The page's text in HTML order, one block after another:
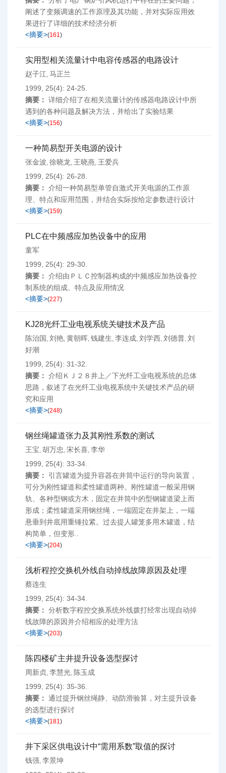
阐述了变频调速的工作原理及其功能，并对实际应用效
果进行了详细的技术经济分析
<摘要>(161)
实用型相关流量计中电容传感器的电路设计
赵子江, 马正兰
1999, 25(4): 24-25.
摘要： 详细介绍了在相关流量计的传感器电路设计中所
遇到的各种问题及解决方法，并给出了实验结果
<摘要>(156)
一种简易型开关电源的设计
张金波, 徐晓龙, 王晓燕, 王爱兵
1999, 25(4): 26-28.
摘要： 介绍一种简易型单管自激式开关电源的工作原
理、特点和应用范围，并结合实际按给定参数进行设计
<摘要>(159)
PLC在中频感应加热设备中的应用
童军
1999, 25(4): 29-30.
摘要： 介绍由ＰＬＣ控制器构成的中频感应加热设备控
制系统的组成、特点及应用情况
<摘要>(227)
KJ28光纤工业电视系统关键技术及产品
陈治国 , 刘艳, 黄朝晖, 钱建生, 李连成, 刘学西, 刘德普, 刘
好潮
1999, 25(4): 31-32.
摘要： 介绍ＫＪ２８井上／下光纤工业电视系统的总体
思路，叙述了在光纤工业电视系统中关键技术产品的研
究和应用
<摘要>(248)
钢丝绳罐道张力及其刚性系数的测试
王宝, 胡万忠 , 宋长喜, 李华
1999, 25(4): 33-34.
摘要：
引言罐道为提升容器在井筒中运行的导向装置，
可分为刚性罐道和柔性罐道两种。刚性罐道一般采用钢
轨、各种型钢或方木，固定在井筒中的型钢罐道梁上而
形成；柔性罐道采用钢丝绳，一端固定在井架上，一端
悬垂到井底用重锤拉紧。过去提人罐笼多用木罐道，结
构简单，但变形..
<摘要>(204)
浅析程控交换机外线自动掉线故障原因及处理
蔡连生
1999, 25(4): 34-34.
摘要： 分析数字程控交换系统外线拨打经常出现自动掉
线故障的原因并介绍相应的处理方法
<摘要>(203)
陈四楼矿主井提升设备选型探讨
周新贞, 李慧光, 陈玉成
1999, 25(4): 35-36.
摘要： 通过提升钢丝绳静、动防滑验算，对主提升设备
的选型进行探讨
<摘要>(181)
井下采区供电设计中“需用系数”取值的探讨
钱强, 李景坤